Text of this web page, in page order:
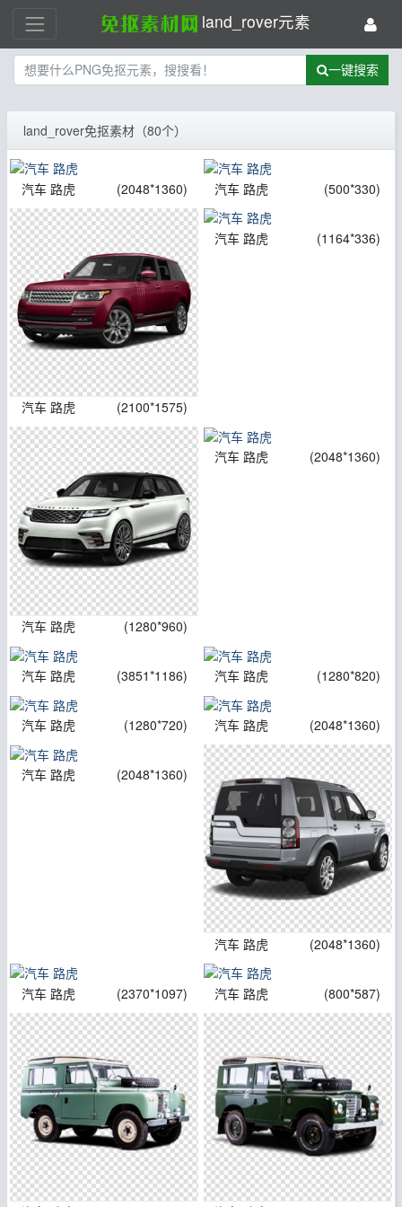
land_rover元素
一键搜索
land_rover免抠素材（80个）
汽车 路虎 (2048*1360) 汽车 路虎 (500*330)
汽车 路虎 (2100*1575)
汽车 路虎 (1164*336)
汽车 路虎 (1280*960)
汽车 路虎 (2048*1360)
汽车 路虎 (3851*1186) 汽车 路虎 (1280*820)
汽车 路虎 (1280*720) 汽车 路虎 (2048*1360)
汽车 路虎 (2048*1360)
汽车 路虎 (2048*1360)
汽车 路虎 (2370*1097) 汽车 路虎 (800*587)